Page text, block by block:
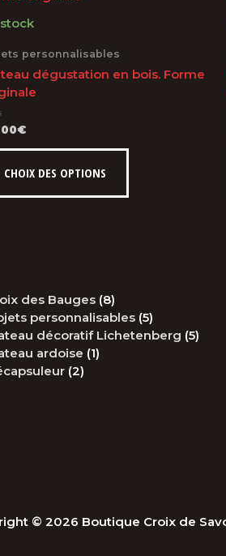
personnalisables
dégustation en bois. Forme
€
CHOIX DES OPTIONS
Ce
choisies
sur
des Bauges 88
produits
personnalisables 55
produits
décoratif Lichetenberg 55
ardoise 11
22
© 2026 Boutique Croix de